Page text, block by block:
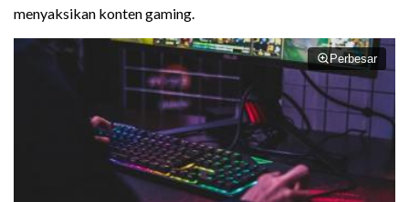
menyaksikan konten gaming.
Perbesar